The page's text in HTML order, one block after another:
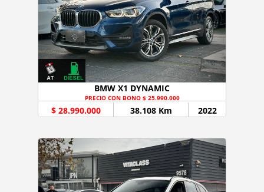
BMW X1 DYNAMIC
PRECIO CON BONO $ 25.990.000
$ 28.990.000 38.108 Km 2022